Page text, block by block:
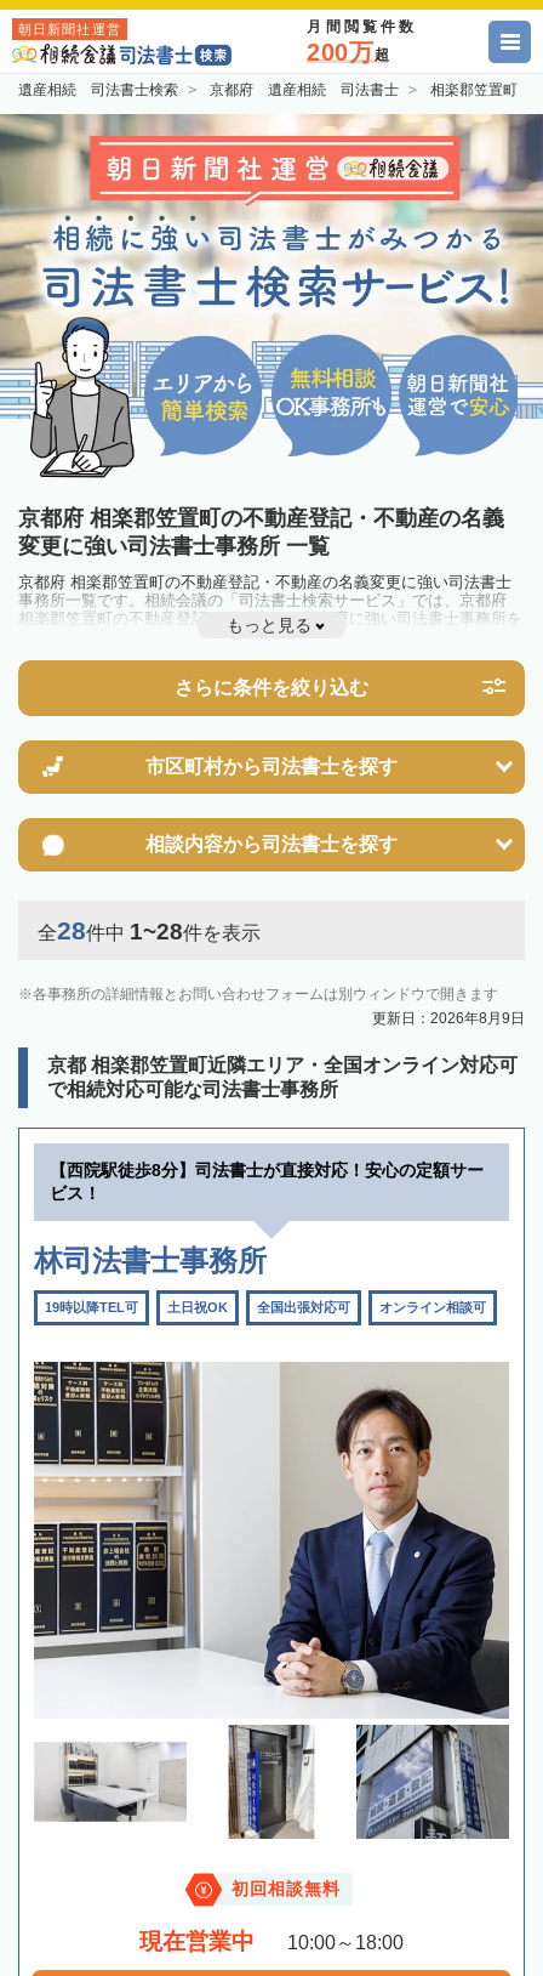
朝日新聞社運営 月間閲覧件数
200万超
遺産相続 司法書士検索 京都府 遺産相続 司法書士 相楽郡笠置町
京都府 相楽郡笠置町の不動産登記・不動産の名義
変更に強い司法書士事務所 一覧
京都府 相楽郡笠置町の不動産登記・不動産の名義変更に強い司法書士
事務所一覧です。相続会議の「司法書士検索サービス」では、京都府
相楽郡笠置町の不動産登記・不動産の名義変更に強い司法書士事務所を
一覧で見ることが出来ます。相続のトラブルやお悩みを抱えている方は
もっと見る
さらに条件を絞り込む
市区町村から司法書士を探す
相談内容から司法書士を探す
全28件中 1~28件を表示
各事務所の詳細情報とお問い合わせフォームは別ウィンドウで開きます
更新日：2026年8月9日
京都 相楽郡笠置町近隣エリア・全国オンライン対応可
で相続対応可能な司法書士事務所
【西院駅徒歩8分】司法書士が直接対応！安心の定額サー
ビス！
林司法書士事務所
19時以降TEL可 土日祝OK 全国出張対応可 オンライン相談可
初回相談無料
現在営業中 10:00～18:00